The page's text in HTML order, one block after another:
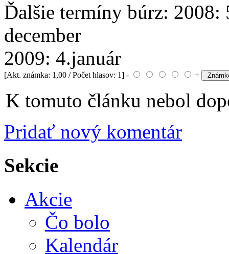
Ďalšie termíny búrz: 2008:
december
2009: 4.január
[Akt. známka: 1,00 / Počet hlasov: 1] - +
K tomuto článku nebol
Pridať nový komentár
Sekcie
Akcie
Čo bolo
Kalendár